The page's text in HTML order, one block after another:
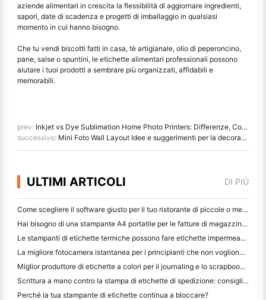
aziende alimentari in crescita la flessibilità di aggiornare ingredienti,
sapori, date di scadenza e progetti di imballaggio in qualsiasi
momento in cui hanno bisogno.
Che tu vendi biscotti fatti in casa, tè artigianale, olio di peperoncino,
pane, salse o spuntini, le etichette alimentari professionali possono
aiutare i tuoi prodotti a sembrare più organizzati, affidabili e
memorabili.
prev: Inkjet vs Dye Sublimation Home Photo Printers: Differenze, Costo e Raccomandazioni
successivo: Mini Foto Wall Layout Idee e suggerimenti per la decorazione della camera da letto e del dormitorio
ULTIMI ARTICOLI DI PIÙ
Come scegliere il software giusto per il tuo ristorante di piccole o medie dimensioni
Hai bisogno di una stampante A4 portatile per le fatture di magazzino? Cosa funziona davvero
Le stampanti di etichette termiche possono fare etichette impermeabili per prodotti di piccole imprese?
La migliore fotocamera istantanea per i principianti che non vogliono sprecare carta
Miglior produttore di etichette a colori per il journaling e lo scrapbooking: aggiungere più colori ad ogni pagina
Scrittura a mano contro la stampa di etichette di spedizione: consigli per le piccole imprese nel 2026
Perché la tua stampante di etichette continua a bloccare?